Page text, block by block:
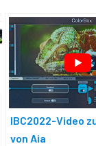
IBC2022-Video
von Aja